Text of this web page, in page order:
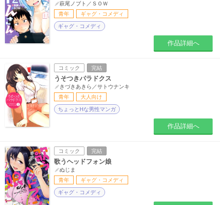
萩尾ノブト／ＳＯＷ
青年
ギャグ・コメディ
ギャグ・コメディ
作品詳細へ
コミック 完結
うそつきパラドクス
きづきあきら／サトウナンキ
青年
大人向け
ちょっとHな男性マンガ
作品詳細へ
コミック 完結
歌うヘッドフォン娘
ぬじま
青年
ギャグ・コメディ
ギャグ・コメディ